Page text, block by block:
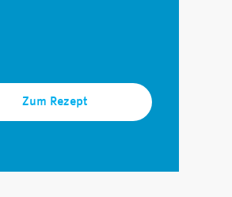
Zum Rezept